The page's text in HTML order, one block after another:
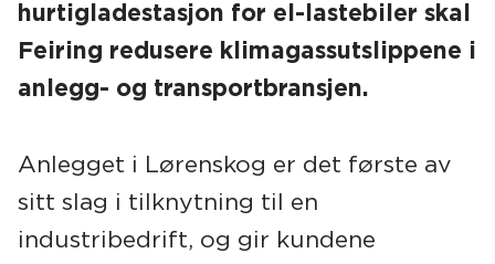
hurtigladestasjon for el-lastebiler skal
Feiring redusere klimagassutslippene i
anlegg- og transportbransjen.
Anlegget i Lørenskog er det første av
sitt slag i tilknytning til en
industribedrift, og gir kundene